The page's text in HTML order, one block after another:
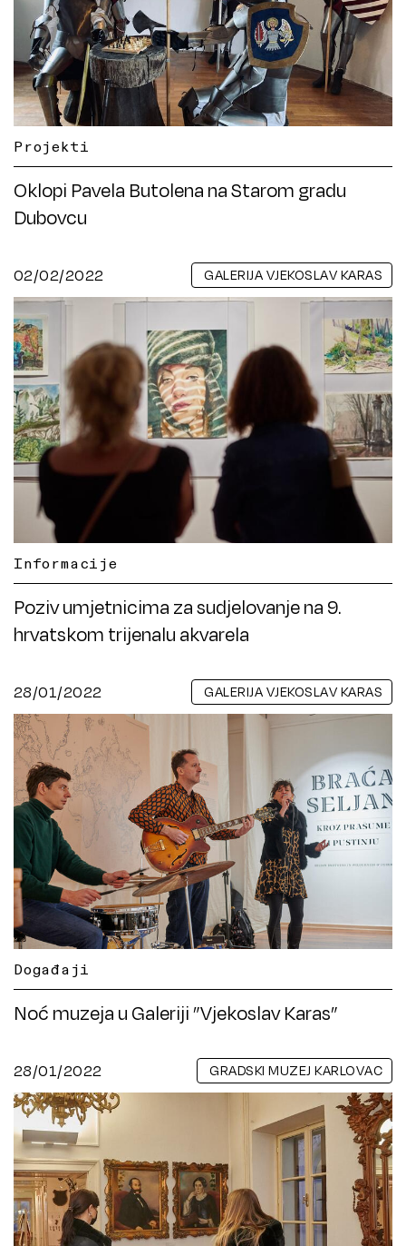
Projekti
Oklopi Pavela Butolena na Starom gradu
Dubovcu
02/02/2022 GALERIJA VJEKOSLAV KARAS
Informacije
Poziv umjetnicima za sudjelovanje na 9.
hrvatskom trijenalu akvarela
28/01/2022 GALERIJA VJEKOSLAV KARAS
Događaji
Noć muzeja u Galeriji ”Vjekoslav Karas”
28/01/2022 GRADSKI MUZEJ KARLOVAC